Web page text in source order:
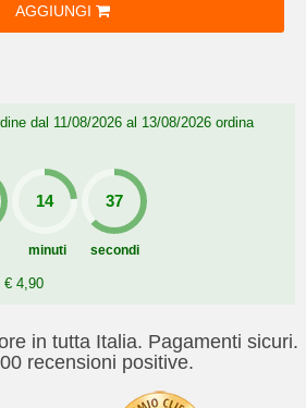
AGGIUNGI
dal 11/08/2026 al 13/08/2026 ordina
minuti secondi
€ 4,90
in tutta Italia. Pagamenti sicuri.
recensioni positive.